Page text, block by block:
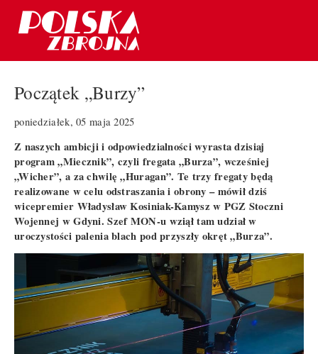
Początek „Burzy”
poniedziałek, 05 maja 2025
Z naszych ambicji i odpowiedzialności wyrasta dzisiaj
program „Miecznik”, czyli fregata „Burza”, wcześniej
„Wicher”, a za chwilę „Huragan”. Te trzy fregaty będą
realizowane w celu odstraszania i obrony – mówił dziś
wicepremier Władysław Kosiniak-Kamysz w PGZ Stoczni
Wojennej w Gdyni. Szef MON-u wziął tam udział w
uroczystości palenia blach pod przyszły okręt „Burza”.